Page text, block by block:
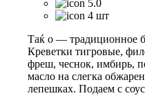
5.0
4 шт
Таќ о — традиционное
Креветки тигровые,
фреш, чеснок, имбирь,
масло на слегка
лепешках. Подаем с